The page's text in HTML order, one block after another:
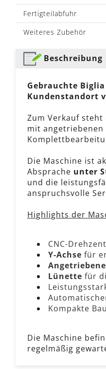
Fertigteilabfuhr
Weiteres Zubehör
Beschreibung
Gebrauchte
Kundenstandort
Zum Verkauf
mit angetriebenen
Die Maschine ist
Absprache unter
und die
anspruchsvolle
Highlights der
CNC-
Y-Achse für
Lünette für
Kompakte
Die Maschine
regelmäßig